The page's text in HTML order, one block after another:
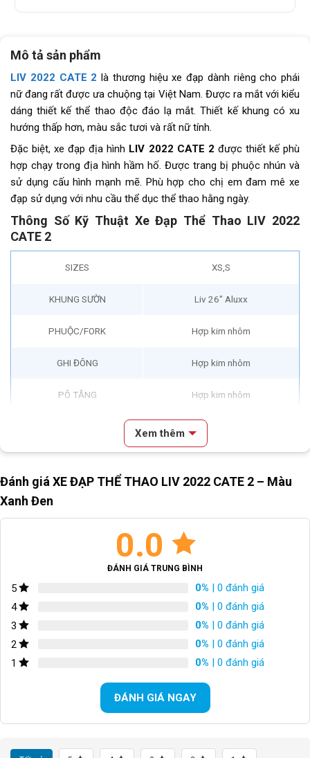
Mô tả sản phẩm
LIV 2022 CATE 2 là thương hiệu xe đạp dành riêng cho phái
nữ đang rất được ưa chuộng tại Việt Nam. Được ra mắt với kiểu
dáng thiết kế thể thao độc đáo lạ mắt. Thiết kế khung có xu
hướng thấp hơn, màu sắc tươi và rất nữ tính.
Đặc biệt, xe đạp địa hình LIV 2022 CATE 2 được thiết kế phù
hợp chạy trong địa hình hầm hố. Được trang bị phuộc nhún và
sử dụng cấu hình mạnh mẽ. Phù hợp cho chị em đam mê xe
đạp sử dụng với nhu cầu thể dục thể thao hằng ngày.
Thông Số Kỹ Thuật Xe Đạp Thể Thao LIV 2022
CATE 2
SIZES XS,S
KHUNG SƯỜN Liv 26″ Aluxx
PHUỘC/FORK Hợp kim nhôm
GHI ĐÔNG Hợp kim nhôm
PÔ TĂNG Hợp kim nhôm
Hợp kim nhôm
TAY ĐỀ
Bộ chuyển đề trước/Front
Bộ chuyển đề sau/Rear
Shimano ALTUS 9S
Đĩa dầu Tektro
Shimano 11-34T 9S
Xem thêm
Đánh giá XE ĐẠP THỂ THAO LIV 2022 CATE 2 – Màu
Xanh Đen
0.0
ĐÁNH GIÁ TRUNG BÌNH
5 0% | 0 đánh giá
4
0% | 0 đánh giá
3
0% | 0 đánh giá
2
0% | 0 đánh giá
1
0% | 0 đánh giá
ĐÁNH GIÁ NGAY